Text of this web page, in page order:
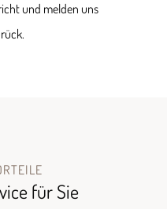
und melden uns
für Sie